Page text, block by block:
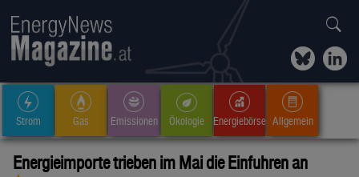
Strom Gas Emissionen Ökologie Energiebörse Allgemein
Energieimporte trieben im Mai die Einfuhren an